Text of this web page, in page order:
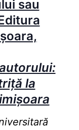
sau
la